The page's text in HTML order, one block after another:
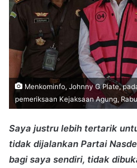
Menkominfo, Johnny G Plate,
pemeriksaan Kejaksaan Agung,
Saya justru lebih tertarik
tidak dijalankan Partai
bagi saya sendiri, tidak